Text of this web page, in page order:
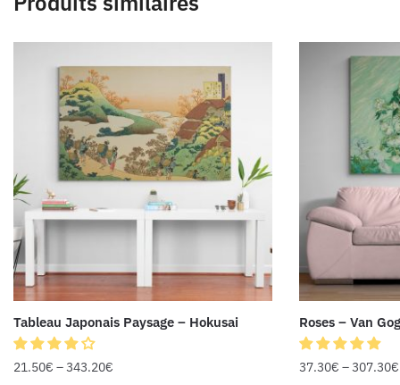
Tableau Japonais Paysage – Hokusai
21.50€ –343.20€
Roses – Van
37.30€ –307.30€